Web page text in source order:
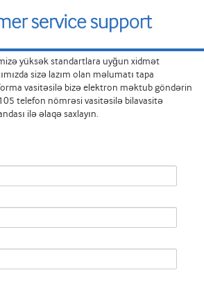
yüksək standartlara uyğun xidmət
sizə lazım olan məlumatı tapa
vasitəsilə bizə elektron məktub göndərin
telefon nömrəsi vasitəsilə bilavasitə
ilə əlaqə saxlayın.